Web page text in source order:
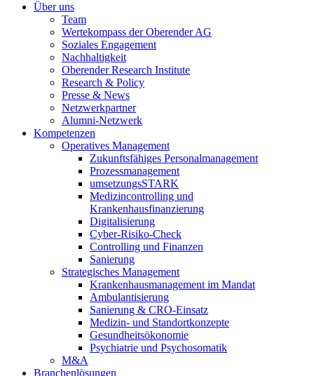
Über uns
Team
Wertekompass der Oberender AG
Soziales Engagement
Nachhaltigkeit
Oberender Research Institute
Research & Policy
Presse & News
Netzwerkpartner
Alumni-Netzwerk
Kompetenzen
Operatives Management
Zukunftsfähiges Personalmanagement
Prozessmanagement
umsetzungsSTARK
Medizincontrolling und
Krankenhausfinanzierung
Digitalisierung
Cyber-Risiko-Check
Controlling und Finanzen
Sanierung
Strategisches Management
Krankenhausmanagement im Mandat
Ambulantisierung
Sanierung & CRO-Einsatz
Medizin- und Standortkonzepte
Gesundheitsökonomie
Psychiatrie und Psychosomatik
M&A
Branchenlösungen